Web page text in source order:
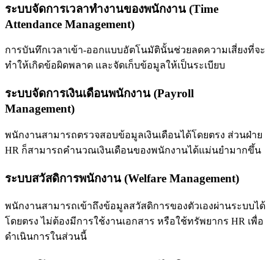
ระบบจัดการเวลาทำงานของพนักงาน (Time
Attendance Management)
การบันทึกเวลาเข้า-ออกแบบอัตโนมัตินั้นช่วยลดความเสี่ยงที่จะ
ทำให้เกิดข้อผิดพลาด และจัดเก็บข้อมูลให้เป็นระเบียบ
ระบบจัดการเงินเดือนพนักงาน (Payroll
Management)
พนักงานสามารถตรวจสอบข้อมูลเงินเดือนได้โดยตรง ส่วนฝ่าย
HR ก็สามารถคำนวณเงินเดือนของพนักงานได้แม่นยำมากขึ้น
ระบบสวัสดิการพนักงาน (Welfare Management)
พนักงานสามารถเข้าถึงข้อมูลสวัสดิการของตัวเองผ่านระบบได้
โดยตรง ไม่ต้องมีการใช้งานเอกสาร หรือใช้ทรัพยากร HR เพื่อ
ดำเนินการในส่วนนี้